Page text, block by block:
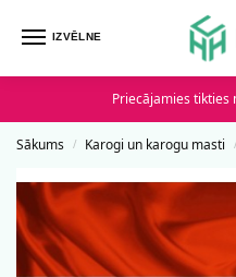
IZVĒLNE
Priecājamies tikties
Sākums / Karogi un karogu masti /